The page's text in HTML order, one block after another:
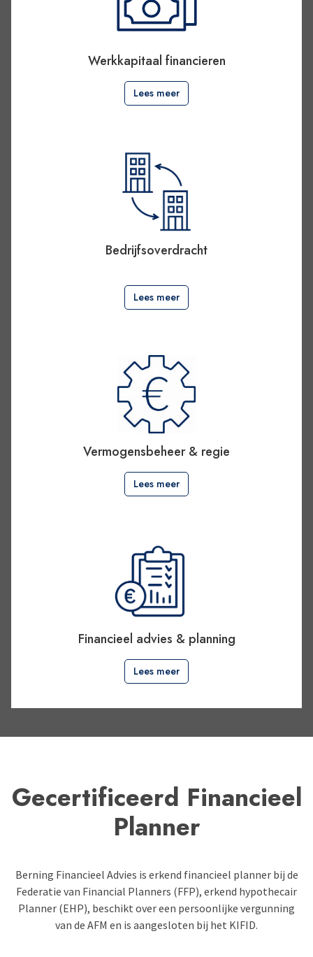
Werkkapitaal financieren
Lees meer
Bedrijfsoverdracht
Lees meer
Vermogensbeheer & regie
Lees meer
Financieel advies & planning
Lees meer
Gecertificeerd Financieel
Planner
Berning Financieel Advies is erkend financieel planner bij de
Federatie van Financial Planners (FFP), erkend hypothecair
Planner (EHP), beschikt over een persoonlijke vergunning
van de AFM en is aangesloten bij het KIFID.